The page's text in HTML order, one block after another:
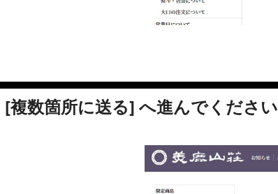
[複数箇所に送る] へ進んでください